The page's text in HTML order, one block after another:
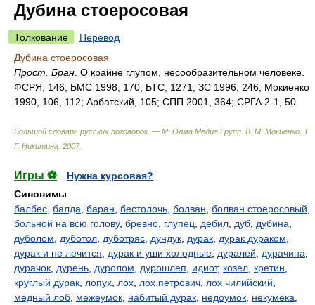
Дубина стоеросовая
Толкование
Перевод
Дубина стоеросовая
Прост. Бран . О крайне глупом, несообразительном человеке.
ФСРЯ, 146; БМС 1998, 170; БТС, 1271; ЗС 1996, 246; Мокиенко
1990, 106, 112; Арбатский, 105; СПП 2001, 364; СРГА 2-1, 50.
Большой словарь русских поговорок. — М: Олма Медиа Групп В. М. Мокиенко, Т.
Г. Никитина 2007.
Игры ⚽
Нужна курсовая?
Синонимы:
балбес балда баран бестолочь болван болван стоеросовый
больной на всю голову, бревно глупец дебил дуб дубина
дуболом
дуботол дуботряс дундук дурак дурак дураком
дурак и не лечится
дурак и уши холодные дуралей дурачина
дурачок дурень дуролом дурошлеп идиот, козел кретин
круглый дурак лопух лох лох петрович лох чилийский
медный лоб межеумок набитый дурак недоумок некумека